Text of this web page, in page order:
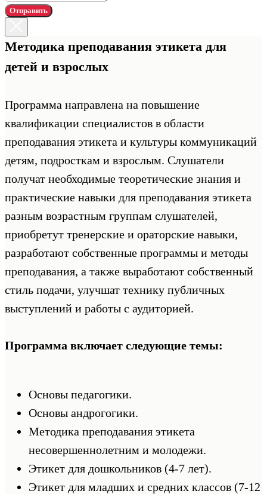
Отправить
Методика преподавания этикета для
детей и взрослых
Программа направлена на повышение
квалификации специалистов в области
преподавания этикета и культуры коммуникаций
детям, подросткам и взрослым. Слушатели
получат необходимые теоретические знания и
практические навыки для преподавания этикета
разным возрастным группам слушателей,
приобретут тренерские и ораторские навыки,
разработают собственные программы и методы
преподавания, а также выработают собственный
стиль подачи, улучшат технику публичных
выступлений и работы с аудиторией.
Программа включает следующие темы:
Основы педагогики.
Основы андрогогики.
Методика преподавания этикета
несовершеннолетним и молодежи.
Этикет для дошкольников (4-7 лет).
Этикет для младших и средних классов (7-12